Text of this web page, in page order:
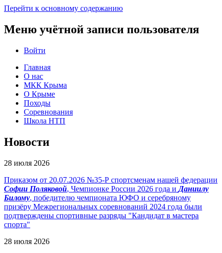
Перейти к основному содержанию
Меню учётной записи пользователя
Войти
Главная
О нас
МКК Крыма
О Крыме
Походы
Соревнования
Школа НТП
Новости
28 июля 2026
Приказом от 20.07.2026 №35-Р спортсменам нашей федерации
Софии Поляковой, Чемпионке России 2026 года и Даниилу
Билому, победителю чемпионата ЮФО и серебряному
призёру Межрегиональных соревнований 2024 года были
подтверждены спортивные разряды "Кандидат в мастера
спорта"
28 июля 2026